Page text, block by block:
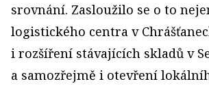
srovnání. Zasloužilo se o to
logistického centra v
i rozšíření stávajících skladů v
a samozřejmě i otevření